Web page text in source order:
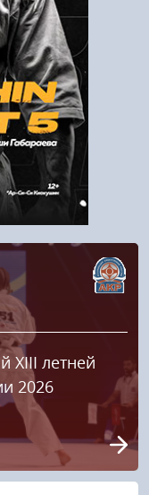
пароль
XIII летней
2026